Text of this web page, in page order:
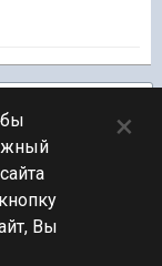
Вы
×